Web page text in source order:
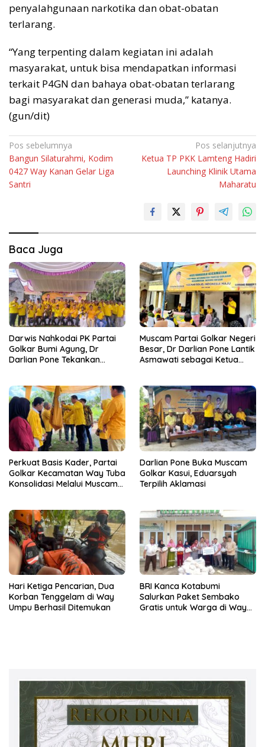
penyalahgunaan narkotika dan obat-obatan
terlarang.
“Yang terpenting dalam kegiatan ini adalah
masyarakat, untuk bisa mendapatkan informasi
terkait P4GN dan bahaya obat-obatan terlarang
bagi masyarakat dan generasi muda,” katanya.
(gun/dit)
Navigasi
pos
Pos sebelumnya
Bangun Silaturahmi, Kodim
0427 Way Kanan Gelar Liga
Santri
Pos selanjutnya
Ketua TP PKK Lamteng Hadiri
Launching Klinik Utama
Maharatu
Baca Juga
Darwis Nahkodai PK Partai
Golkar Bumi Agung, Dr
Darlian Pone Tekankan
Muscam Partai Golkar Negeri
Besar, Dr Darlian Pone Lantik
Asmawati sebagai Ketua
Perkuat Basis Kader, Partai
Golkar Kecamatan Way Tuba
Konsolidasi Melalui Muscam
Darlian Pone Buka Muscam
Golkar Kasui, Eduarsyah
Terpilih Aklamasi
Hari Ketiga Pencarian, Dua
Korban Tenggelam di Way
Umpu Berhasil Ditemukan
BRI Kanca Kotabumi
Salurkan Paket Sembako
Gratis untuk Warga di Way